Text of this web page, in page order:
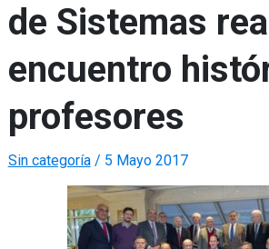
de Sistemas
encuentro
profesores
Sin categoría/ 5 Mayo 2017